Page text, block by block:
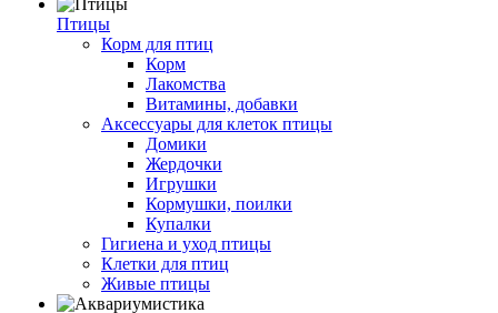
Птицы
Корм для птиц
Корм
Лакомства
Витамины, добавки
Аксессуары для клеток птицы
Домики
Жердочки
Игрушки
Кормушки, поилки
Купалки
Гигиена и уход птицы
Клетки для птиц
Живые птицы